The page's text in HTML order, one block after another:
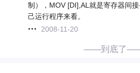
制），MOV [DI],AL就是寄存器间
己运行程序来看。
2008-11-20
——到底了